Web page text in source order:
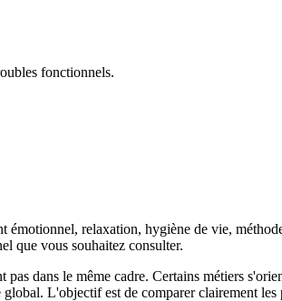
fonctionnels.
émotionnel, relaxation, hygiène de vie,
que vous souhaitez consulter.
dans le même cadre. Certains métiers
L'objectif est de comparer clairement les